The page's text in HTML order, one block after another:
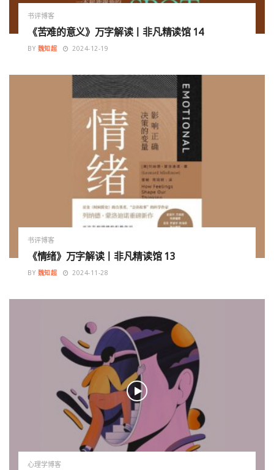
书评博客
《苦难的意义》万字解读丨非凡精读馆 14
BY 魏知超 2024-12-19
书评博客
《情绪》万字解读丨非凡精读馆 13
BY 魏知超 2024-11-28
心理学博客